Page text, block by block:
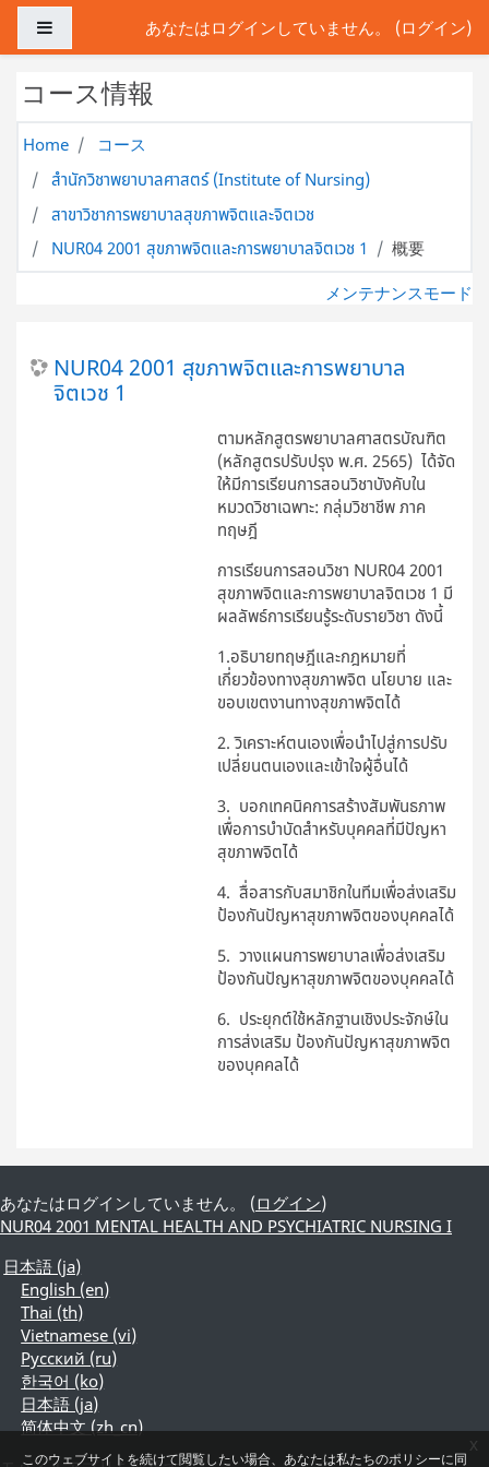
メインコンテンツへスキップする
サイドパネルあなたはログインしていません。 (ログイン)
コース情報
Home
コース
สำนักวิชาพยาบาลศาสตร์ (Institute of Nursing)
สาขาวิชาการพยาบาลสุขภาพจิตและจิตเวช
NUR04 2001 สุขภาพจิตและการพยาบาลจิตเวช 1
概要
メンテナンスモード
NUR04 2001 สุขภาพจิตและการพยาบาล
จิตเวช 1
ตามหลักสูตรพยาบาลศาสตรบัณฑิต
(หลักสูตรปรับปรุง พ.ศ. 2565) ได้จัด
ให้มีการเรียนการสอนวิชาบังคับใน
หมวดวิชาเฉพาะ: กลุ่มวิชาชีพ ภาค
ทฤษฎี
การเรียนการสอนวิชา NUR04 2001
สุขภาพจิตและการพยาบาลจิตเวช 1 มี
ผลลัพธ์การเรียนรู้ระดับรายวิชา ดังนี้
1.อธิบายทฤษฎีและกฎหมายที่
เกี่ยวข้องทางสุขภาพจิต นโยบาย และ
ขอบเขตงานทางสุขภาพจิตได้
2. วิเคราะห์ตนเองเพื่อนำไปสู่การปรับ
เปลี่ยนตนเองและเข้าใจผู้อื่นได้
3. บอกเทคนิคการสร้างสัมพันธภาพ
เพื่อการบำบัดสำหรับบุคคลที่มีปัญหา
สุขภาพจิตได้
4. สื่อสารกับสมาชิกในทีมเพื่อส่งเสริม
ป้องกันปัญหาสุขภาพจิตของบุคคลได้
5. วางแผนการพยาบาลเพื่อส่งเสริม
ป้องกันปัญหาสุขภาพจิตของบุคคลได้
6. ประยุกต์ใช้หลักฐานเชิงประจักษ์ใน
การส่งเสริม ป้องกันปัญหาสุขภาพจิต
ของบุคคลได้
あなたはログインしていません。 (ログイン)
์NUR04 2001 MENTAL HEALTH AND PSYCHIATRIC NURSING I
日本語 ‎(ja)‎
English ‎(en)‎
Thai ‎(th)‎
Vietnamese ‎(vi)‎
Русский ‎(ru)‎
한국어 ‎(ko)‎
日本語 ‎(ja)‎
简体中文 ‎(zh_cn)‎
このウェブサイトを続けて閲覧したい場合、あなたは私たちのポリシーに同
x